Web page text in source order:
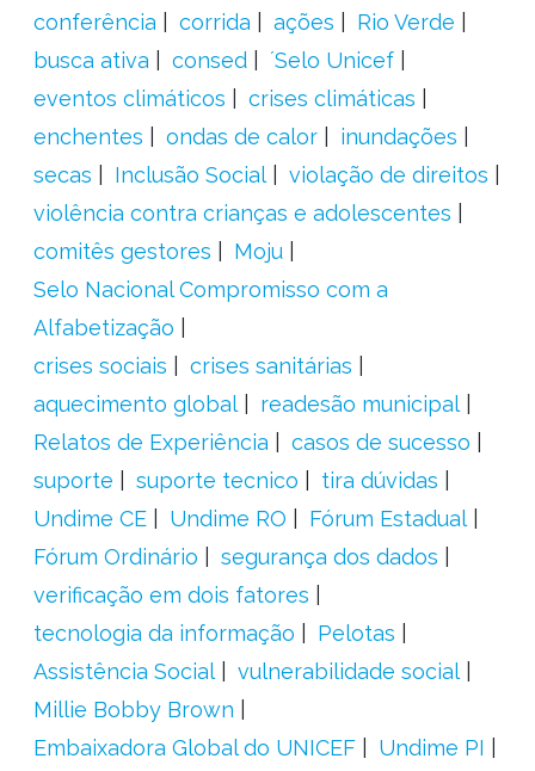
conferência
corrida ações
Rio Verde
busca ativa
consed
´Selo Unicef
eventos climáticos
crises climáticas
enchentes
ondas de calor
inundações
secas
Inclusão Social
violação de direitos
violência contra crianças e adolescentes
comitês gestores
Moju
Selo Nacional Compromisso com a
Alfabetização
crises sociais
crises sanitárias
aquecimento global
readesão municipal
Relatos de Experiência
casos de sucesso
suporte
suporte tecnico
tira dúvidas
Undime CE
Undime RO
Fórum Estadual
Fórum Ordinário
segurança dos dados
verificação em dois fatores
tecnologia da informação
Pelotas
Assistência Social
vulnerabilidade social
Millie Bobby Brown
Embaixadora Global do UNICEF
Undime PI